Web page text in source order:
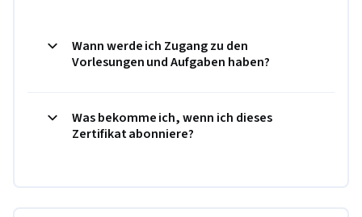
Wann werde ich Zugang zu den
Vorlesungen und Aufgaben haben?
Was bekomme ich, wenn ich dieses
Zertifikat abonniere?